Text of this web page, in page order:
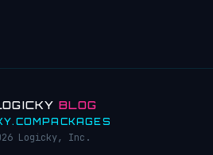
BLOG
PACKAGES
Logicky, Inc.